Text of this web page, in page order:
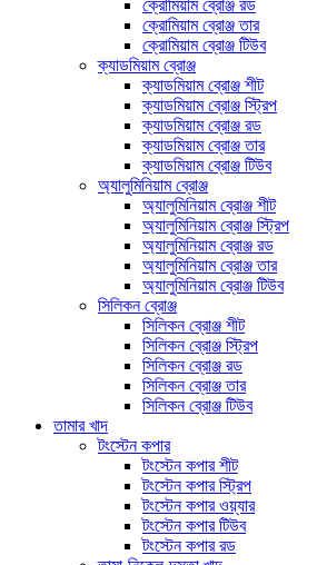
ক্রোমিয়াম ব্রোঞ্জ রড
ক্রোমিয়াম ব্রোঞ্জ তার
ক্রোমিয়াম ব্রোঞ্জ টিউব
ক্যাডমিয়াম ব্রোঞ্জ
ক্যাডমিয়াম ব্রোঞ্জ শীট
ক্যাডমিয়াম ব্রোঞ্জ স্ট্রিপ
ক্যাডমিয়াম ব্রোঞ্জ রড
ক্যাডমিয়াম ব্রোঞ্জ তার
ক্যাডমিয়াম ব্রোঞ্জ টিউব
অ্যালুমিনিয়াম ব্রোঞ্জ
অ্যালুমিনিয়াম ব্রোঞ্জ শীট
অ্যালুমিনিয়াম ব্রোঞ্জ স্ট্রিপ
অ্যালুমিনিয়াম ব্রোঞ্জ রড
অ্যালুমিনিয়াম ব্রোঞ্জ তার
অ্যালুমিনিয়াম ব্রোঞ্জ টিউব
সিলিকন ব্রোঞ্জ
সিলিকন ব্রোঞ্জ শীট
সিলিকন ব্রোঞ্জ স্ট্রিপ
সিলিকন ব্রোঞ্জ রড
সিলিকন ব্রোঞ্জ তার
সিলিকন ব্রোঞ্জ টিউব
তামার খাদ
টংস্টেন কপার
টংস্টেন কপার শীট
টংস্টেন কপার স্ট্রিপ
টংস্টেন কপার ওয়্যার
টংস্টেন কপার টিউব
টংস্টেন কপার রড